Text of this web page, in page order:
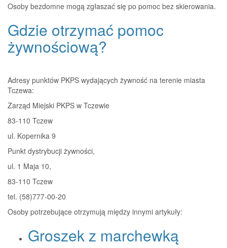
Osoby bezdomne mogą zgłaszać się po pomoc bez skierowania.
Gdzie otrzymać pomoc
żywnościową?
Adresy punktów PKPS wydających żywność na terenie miasta
Tczewa:
Zarząd Miejski PKPS w Tczewie
83-110 Tczew
ul. Kopernika 9
Punkt dystrybucji żywności,
ul. 1 Maja 10,
83-110 Tczew
tel. (58)777-00-20
Osoby potrzebujące otrzymują między innymi artykuły:
Groszek z marchewką